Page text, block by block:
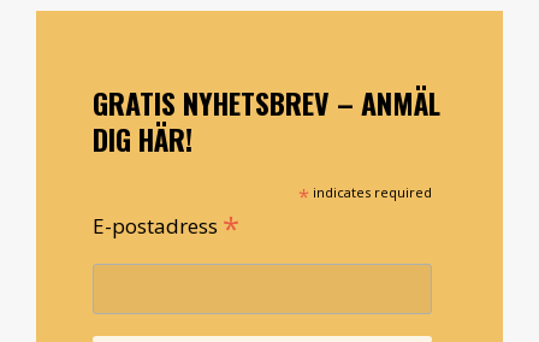
GRATIS NYHETSBREV – ANMÄL
DIG HÄR!
* indicates required
E-postadress *